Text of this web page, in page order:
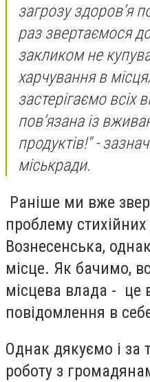
загрозу здоров’я
раз звертаємося
закликом не
харчування в
застерігаємо всіх
пов’язана із
продуктів!" -
міськради.
Раніше ми вже
проблему стихійних
Вознесенська,
місце. Як бачимо,
місцева влада - це
повідомлення в
Однак дякуємо і за
роботу з